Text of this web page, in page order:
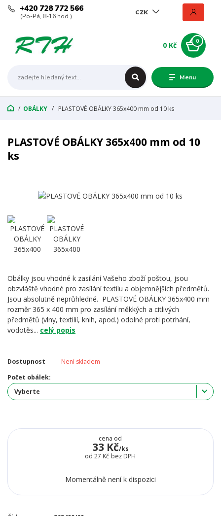
Menu
CZK
+420 728 772 566
(Po-Pá, 8-16 hod.)
0
0 Kč
OBÁLKY PLASTOVÉ OBÁLKY 365x400 mm od 10 ks
PLASTOVÉ OBÁLKY 365x400 mm od 10
ks
Obálky jsou vhodné k zasílání Vašeho zboží poštou, jsou
obzvláště vhodné pro zasílání textilu a objemnějších předmětů.
Jsou absolutně neprůhledné. PLASTOVÉ OBÁLKY 365x400 mm
rozměr 365 x 400 mm pro zasílání měkkých a citlivých
předmětů (vlny, textilií, knih, apod.) odolné proti potrhání,
vodotěs... celý popis
Dostupnost
Není skladem
Počet obálek:
cena od
33 Kč/ks
od27 Kč bez DPH
Momentálně není k dispozici